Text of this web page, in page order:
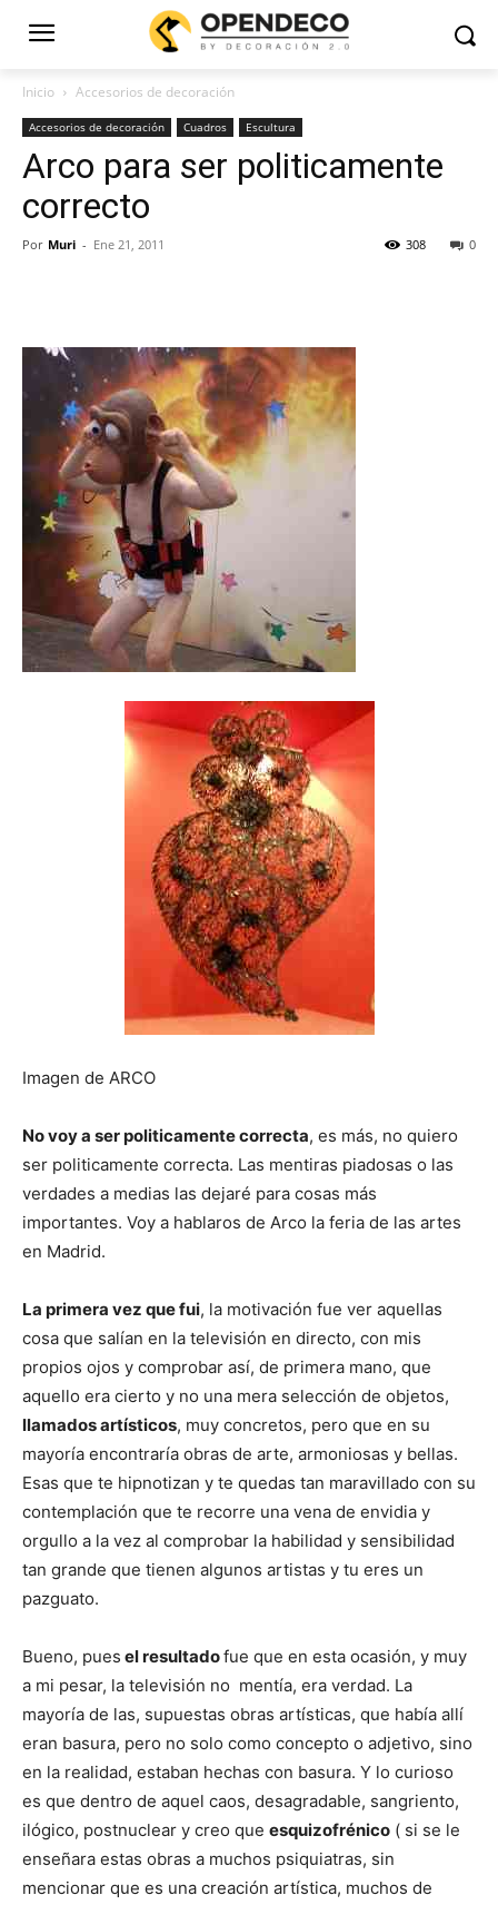
Inicio Accesorios de decoración
Accesorios de decoración Cuadros Escultura
Arco para ser politicamente
correcto
Por Muri - Ene 21, 2011 0
308
Imagen de ARCO
No voy a ser politicamente correcta, es más, no quiero
ser politicamente correcta. Las mentiras piadosas o las
verdades a medias las dejaré para cosas más
importantes. Voy a hablaros de Arco la feria de las artes
en Madrid.
La primera vez que fui, la motivación fue ver aquellas
cosa que salían en la televisión en directo, con mis
propios ojos y comprobar así, de primera mano, que
aquello era cierto y no una mera selección de objetos,
llamados artísticos, muy concretos, pero que en su
mayoría encontraría obras de arte, armoniosas y bellas.
Esas que te hipnotizan y te quedas tan maravillado con su
contemplación que te recorre una vena de envidia y
orgullo a la vez al comprobar la habilidad y sensibilidad
tan grande que tienen algunos artistas y tu eres un
pazguato.
Bueno, pues el resultadofue que en esta ocasión, y muy
a mi pesar, la televisión no mentía, era verdad. La
mayoría de las, supuestas obras artísticas, que había allí
eran basura, pero no solo como concepto o adjetivo, sino
en la realidad, estaban hechas con basura. Y lo curioso
es que dentro de aquel caos, desagradable, sangriento,
ilógico, postnuclear y creo que esquizofrénico ( si se le
enseñara estas obras a muchos psiquiatras, sin
mencionar que es una creación artística, muchos de